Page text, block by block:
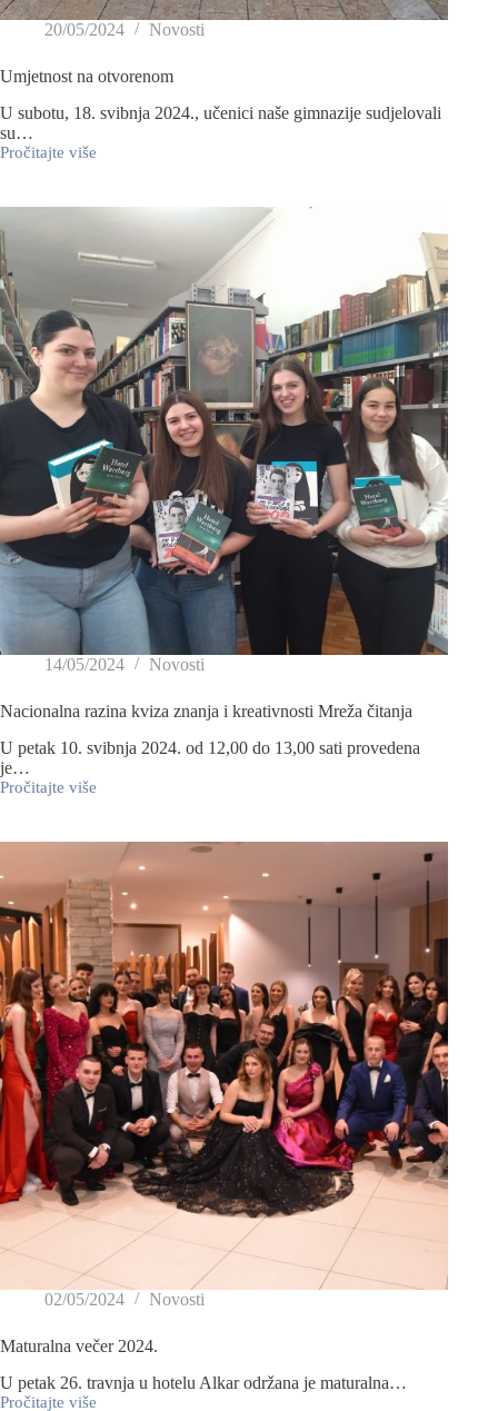
20/05/2024 Novosti
Umjetnost na otvorenom
U subotu, 18. svibnja 2024., učenici naše gimnazije sudjelovali
su…
Pročitajte više
14/05/2024 Novosti
Nacionalna razina kviza znanja i kreativnosti Mreža čitanja
U petak 10. svibnja 2024. od 12,00 do 13,00 sati provedena
je…
Pročitajte više
02/05/2024 Novosti
Maturalna večer 2024.
U petak 26. travnja u hotelu Alkar održana je maturalna…
Pročitajte više